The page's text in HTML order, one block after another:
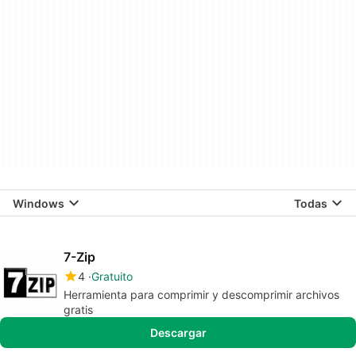
Windows Todas
7-Zip
4 Gratuito
Herramienta para comprimir y descomprimir archivos
gratis
Descargar